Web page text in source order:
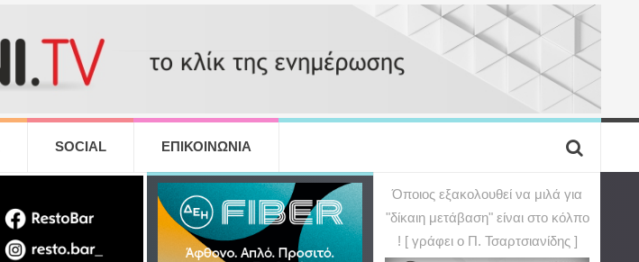
SOCIAL ΕΠΙΚΟΙΝΩΝΙΑ
Όποιος εξακολουθεί να μιλά για
"δίκαιη μετάβαση" είναι στο κόλπο
! [ γράφει ο Π. Τσαρτσιανίδης ]